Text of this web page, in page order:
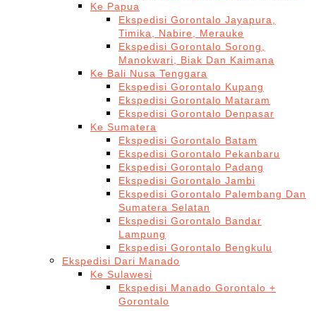
Ke Papua
Ekspedisi Gorontalo Jayapura,
Timika, Nabire, Merauke
Ekspedisi Gorontalo Sorong,
Manokwari, Biak Dan Kaimana
Ke Bali Nusa Tenggara
Ekspedisi Gorontalo Kupang
Ekspedisi Gorontalo Mataram
Ekspedisi Gorontalo Denpasar
Ke Sumatera
Ekspedisi Gorontalo Batam
Ekspedisi Gorontalo Pekanbaru
Ekspedisi Gorontalo Padang
Ekspedisi Gorontalo Jambi
Ekspedisi Gorontalo Palembang Dan
Sumatera Selatan
Ekspedisi Gorontalo Bandar
Lampung
Ekspedisi Gorontalo Bengkulu
Ekspedisi Dari Manado
Ke Sulawesi
Ekspedisi Manado Gorontalo +
Gorontalo